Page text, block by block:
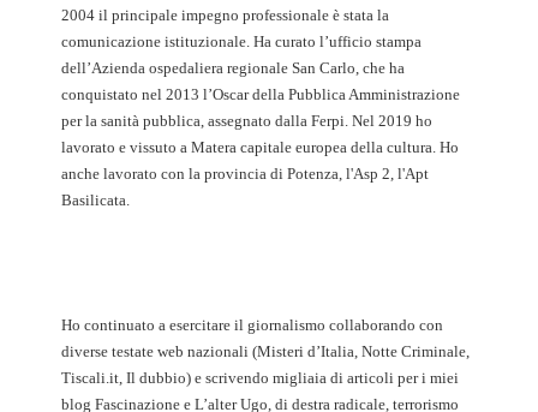
2004 il principale impegno professionale è stata la
comunicazione istituzionale. Ha curato l’ufficio stampa
dell’Azienda ospedaliera regionale San Carlo, che ha
conquistato nel 2013 l’Oscar della Pubblica Amministrazione
per la sanità pubblica, assegnato dalla Ferpi. Nel 2019 ho
lavorato e vissuto a Matera capitale europea della cultura. Ho
anche lavorato con la provincia di Potenza, l'Asp 2, l'Apt
Basilicata.
Ho continuato a esercitare il giornalismo collaborando con
diverse testate web nazionali (Misteri d’Italia, Notte Criminale,
Tiscali.it, Il dubbio) e scrivendo migliaia di articoli per i miei
blog Fascinazione e L’alter Ugo, di destra radicale, terrorismo